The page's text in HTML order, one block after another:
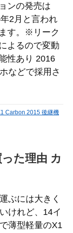
ンの発売は
2月と言われ
す。※リーク
よるので変動
性あり 2016
などで採用さ
Carbon 2015 後継機
た理由 カ
ぶには大きく
けれど、14イ
薄型軽量のX1